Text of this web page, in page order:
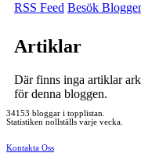
RSS Feed Besök
Artiklar
Där finns inga artiklar
för denna bloggen.
34153 bloggar i topplistan.
Statistiken nollställs varje vecka.
Kontakta Oss